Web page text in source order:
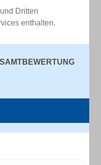
Dritten
enthalten.